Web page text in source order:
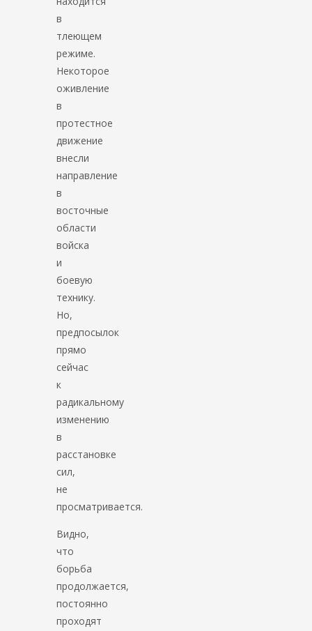
в
тлеющем
режиме.
Некоторое
оживление
в
протестное
движение
внесли
направление
в
восточные
области
войска
и
боевую
технику.
Но,
предпосылок
прямо
сейчас
к
радикальному
изменению
в
расстановке
сил,
не
просматривается.
Видно,
что
борьба
продолжается,
постоянно
проходят